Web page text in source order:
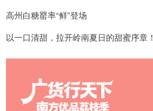
高州白糖罂率“鲜”登场
以一口清甜，拉开岭南夏日的甜蜜序章！